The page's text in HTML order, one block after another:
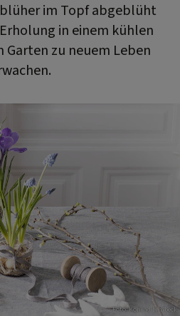
im Topf abgeblüht
in einem kühlen
Garten zu neuem Leben
Foto: Konrad Limbeck